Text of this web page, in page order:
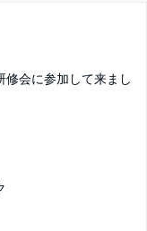
修会に参加して来まし